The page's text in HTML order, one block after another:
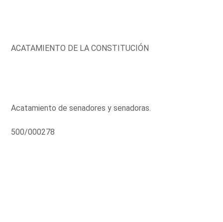
ACATAMIENTO DE LA CONSTITUCIÓN
Acatamiento de senadores y senadoras.
500/000278